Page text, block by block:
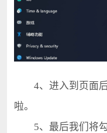
4、进入到页面后
啦。
5、最后我们将勾